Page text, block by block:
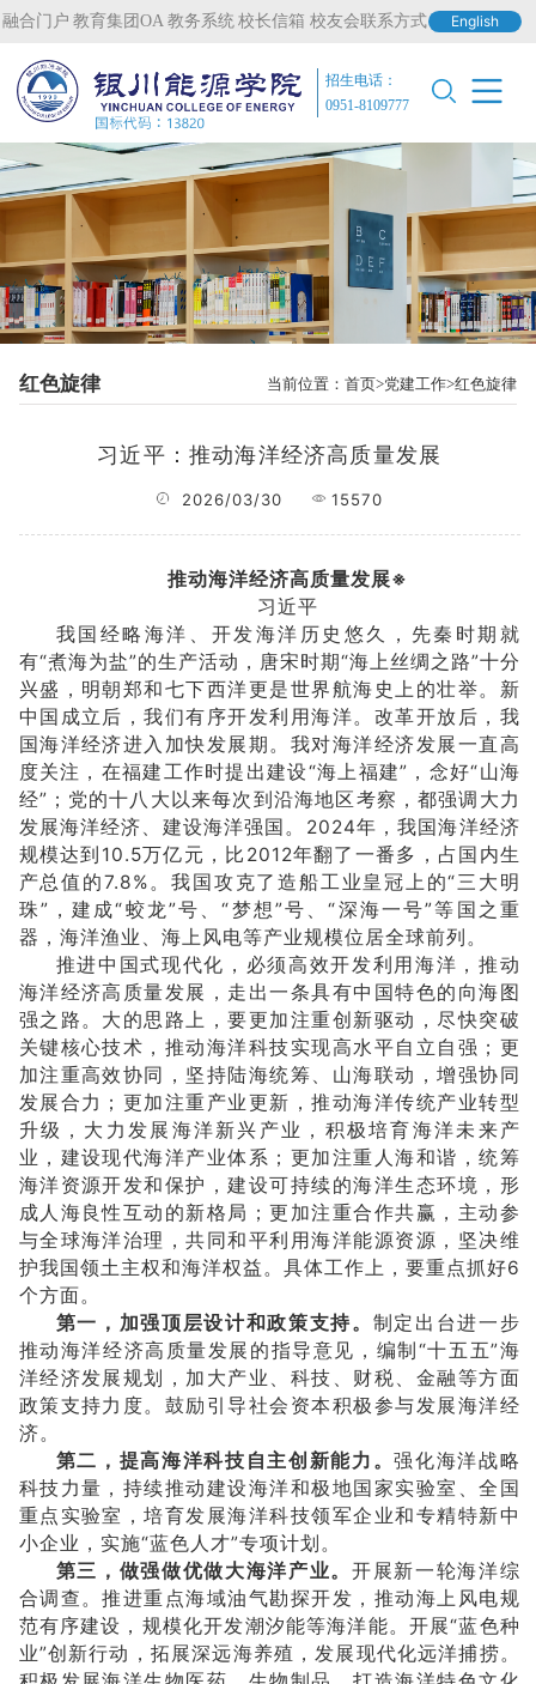
融合门户 教育集团OA 教务系统 校长信箱 校友会联系方式 English
招生电话：
0951-8109777
红色旋律 当前位置：首页 党建工作 红色旋律
习近平：推动海洋经济高质量发展
2026/03/30 15570
推动海洋经济高质量发展※
习近平
我国经略海洋、开发海洋历史悠久，先秦时期就
有“煮海为盐”的生产活动，唐宋时期“海上丝绸之路”十分
兴盛，明朝郑和七下西洋更是世界航海史上的壮举。新
中国成立后，我们有序开发利用海洋。改革开放后，我
国海洋经济进入加快发展期。我对海洋经济发展一直高
度关注，在福建工作时提出建设“海上福建”，念好“山海
经”；党的十八大以来每次到沿海地区考察，都强调大力
发展海洋经济、建设海洋强国。2024年，我国海洋经济
规模达到10.5万亿元，比2012年翻了一番多，占国内生
产总值的7.8%。我国攻克了造船工业皇冠上的“三大明
珠”，建成“蛟龙”号、“梦想”号、“深海一号”等国之重
器，海洋渔业、海上风电等产业规模位居全球前列。
推进中国式现代化，必须高效开发利用海洋，推动
海洋经济高质量发展，走出一条具有中国特色的向海图
强之路。大的思路上，要更加注重创新驱动，尽快突破
关键核心技术，推动海洋科技实现高水平自立自强；更
加注重高效协同，坚持陆海统筹、山海联动，增强协同
发展合力；更加注重产业更新，推动海洋传统产业转型
升级，大力发展海洋新兴产业，积极培育海洋未来产
业，建设现代海洋产业体系；更加注重人海和谐，统筹
海洋资源开发和保护，建设可持续的海洋生态环境，形
成人海良性互动的新格局；更加注重合作共赢，主动参
与全球海洋治理，共同和平利用海洋能源资源，坚决维
护我国领土主权和海洋权益。具体工作上，要重点抓好6
个方面。
第一，加强顶层设计和政策支持。 制定出台进一步
推动海洋经济高质量发展的指导意见，编制“十五五”海
洋经济发展规划，加大产业、科技、财税、金融等方面
政策支持力度。鼓励引导社会资本积极参与发展海洋经
济。
第二，提高海洋科技自主创新能力。强化海洋战略
科技力量，持续推动建设海洋和极地国家实验室、全国
重点实验室，培育发展海洋科技领军企业和专精特新中
小企业，实施“蓝色人才”专项计划。
第三，做强做优做大海洋产业。开展新一轮海洋综
合调查。推进重点海域油气勘探开发，推动海上风电规
范有序建设，规模化开发潮汐能等海洋能。开展“蓝色种
业”创新行动，拓展深远海养殖，发展现代化远洋捕捞。